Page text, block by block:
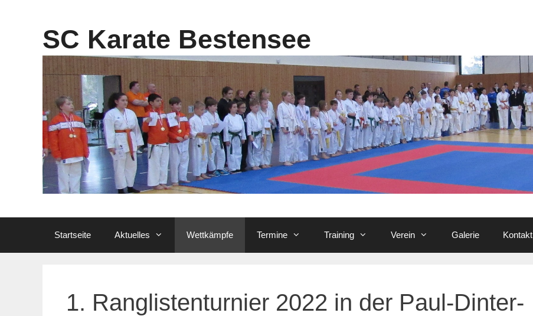
SC Karate Bestensee
Startseite Aktuelles Wettkämpfe Termine Training Verein Galerie Kontakt
1. Ranglistenturnier 2022 in der Paul-Dinter-